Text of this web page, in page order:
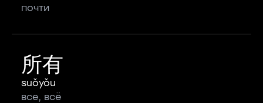
почти
所有
suǒyǒu
все, всё